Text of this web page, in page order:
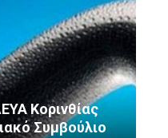
Κορινθίας
Συμβούλιο